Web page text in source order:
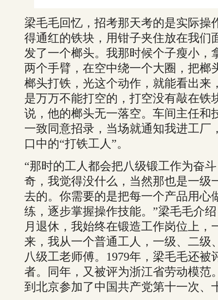
梁毛毛回忆，招考那天考的是实际操
得通红的铁块，用钳子夹住放在我们
发了一个榔头。我那时候个子瘦小，
两个手臂，在空中绕一个大圈，把榔
榔头打铁，光这个动作，就能看出来
是万万不能打空的，打空没有敲在铁
说，他的榔头无一落空。车间主任和
一致同意招录，当场就通知我进工厂
口中的“打铁工人”。
“那时的工人都会把八级锻工作为奋
奇，我觉得没什么，当然那也是一级
去的。你需要的是把每一个产品用心
练，逐步掌握操作技能。”梁毛毛介
月退休，我始终在锻造工作岗位上，
来，我从一个普通工人，一级、二
八级工老师傅。1979年，梁毛毛还
者。同年，又被评为浙江省劳动模范
到北京参加了中国共产党第十一次、